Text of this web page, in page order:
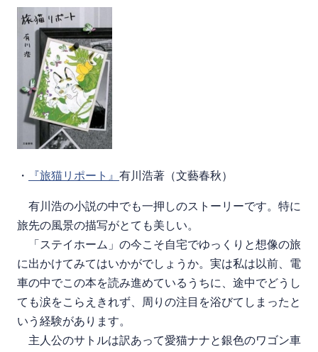
・ 『旅猫リポート』 有川浩著（文藝春秋）
有川浩の小説の中でも一押しのストーリーです。特に
旅先の風景の描写がとても美しい。
「ステイホーム」の今こそ自宅でゆっくりと想像の旅
に出かけてみてはいかがでしょうか。実は私は以前、電
車の中でこの本を読み進めているうちに、途中でどうし
ても涙をこらえきれず、周りの注目を浴びてしまったと
いう経験があります。
主人公のサトルは訳あって愛猫ナナと銀色のワゴン車